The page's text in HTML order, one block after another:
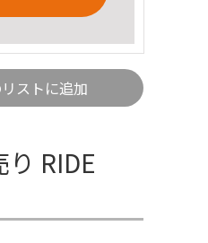
ストに追加
RIDE